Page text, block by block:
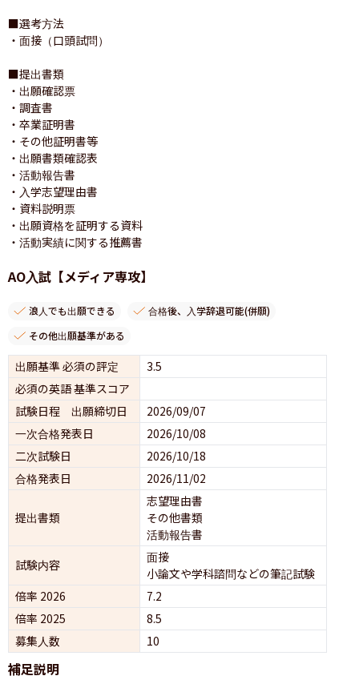
■選考方法
・面接（口頭試問）
■提出書類
・出願確認票
・調査書
・卒業証明書
・その他証明書等
・出願書類確認表
・活動報告書
・入学志望理由書
・資料説明票
・出願資格を証明する資料
・活動実績に関する推薦書
AO入試【メディア専攻】
浪人でも出願できる
合格後、入学辞退可能(併願)
その他出願基準がある
出願基準 必須の評定
3.5
必須の英語 基準スコア
試験日程 出願締切日
2026/09/07
一次合格発表日
2026/10/08
二次試験日
2026/10/18
合格発表日
2026/11/02
提出書類
志望理由書
その他書類
活動報告書
試験内容
面接
小論文や学科諮問などの筆記試験
倍率 2026
7.2
倍率 2025
8.5
募集人数
10
補足説明